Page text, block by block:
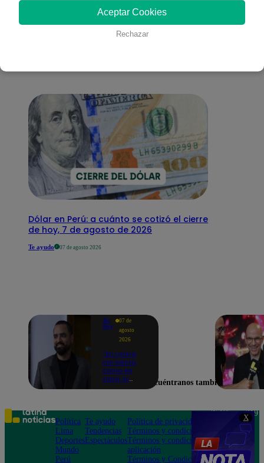
X
También te puede
Dólar en Perú: a cuánto se cotizó el cierre
de hoy, 7 de agosto de 2026
Te ayudo 07 de agosto 2026
Yo
Soy
07 de
agosto
2026
"En Latina
me siento
como en
casa, lo
emocionado
por estreno
de Yo Soy
2026
Aceptar Cookies
Rechazar
Encuéntranos también en
Política
Lima
Deportes
Mundo
Perú
Te ayudo
Tendencias
Espectáculos
Política de privacidad
Términos y condiciones
Términos y condiciones
aplicación
Términos y Condiciones
Teléfono: 219
Av. San
Felipe 968
Jesús María